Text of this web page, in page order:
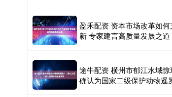
盈禾配资 资本市场改革如
新 专家建言高质量发展之道
途牛配资 横州市郁江水域惊
确认为国家二级保护动物暹